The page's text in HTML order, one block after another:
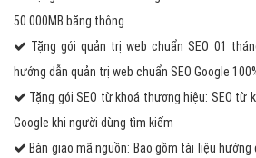
50.000MB băng thông
Tặng gói quản trị web chuẩn SEO 01
hướng dẫn quản trị web chuẩn SEO Google
Tặng gói SEO từ khoá thương hiệu: SEO từ
Google khi người dùng tìm kiếm
Bàn giao mã nguồn: Bao gồm tài liệu